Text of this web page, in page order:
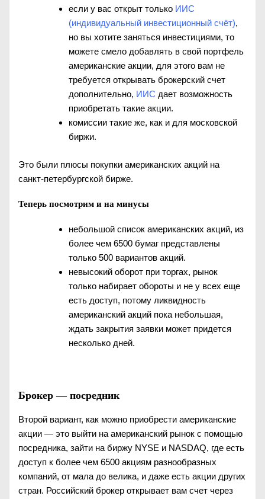
если у вас открыт только ИИС
(индивидуальный инвестиционный счёт),
но вы хотите заняться инвестициями, то
можете смело добавлять в свой портфель
американские акции, для этого вам не
требуется открывать брокерский счет
дополнительно, ИИС дает возможность
приобретать такие акции.
комиссии такие же, как и для московской
биржи.
Это были плюсы покупки американских акций на
санкт-петербургской бирже.
Теперь посмотрим и на минусы
небольшой список американских акций, из
более чем 6500 бумаг представлены
только 500 вариантов акций.
невысокий оборот при торгах, рынок
только набирает обороты и не у всех еще
есть доступ, потому ликвидность
американский акций пока небольшая,
ждать закрытия заявки может придется
несколько дней.
Брокер — посредник
Второй вариант, как можно приобрести американские
акции — это выйти на американский рынок с помощью
посредника, зайти на биржу NYSE и NASDAQ, где есть
доступ к более чем 6500 акциям разнообразных
компаний, от мала до велика, и даже есть акции других
стран. Российский брокер открывает вам счет через